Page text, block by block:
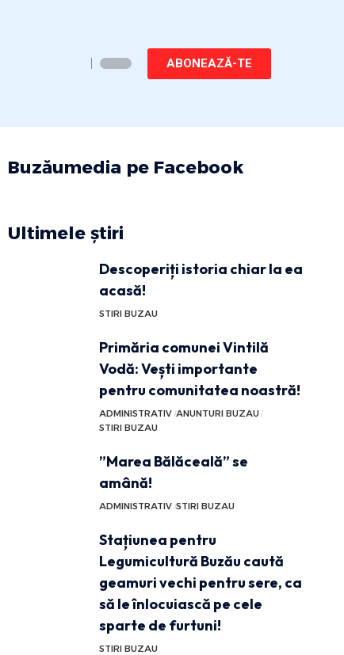
ABONEAZĂ-TE
Buzăumedia pe Facebook
Ultimele știri
Descoperiți istoria chiar la ea
acasă!
STIRI BUZAU
Primăria comunei Vintilă
Vodă: Vești importante
pentru comunitatea noastră!
ADMINISTRATIV ANUNTURI BUZAU
STIRI BUZAU
”Marea Bălăceală” se
amână!
ADMINISTRATIV STIRI BUZAU
Stațiunea pentru
Legumicultură Buzău caută
geamuri vechi pentru sere, ca
să le înlocuiască pe cele
sparte de furtuni!
STIRI BUZAU